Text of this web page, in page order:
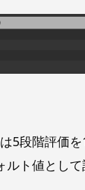
5段階評価
ト値として